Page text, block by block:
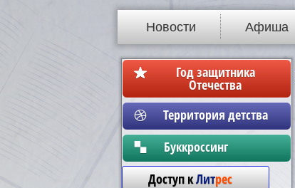
Новости Афиша
Год защитника
Отечества
Территория детства
Бyккpoccинг
Доступ кЛитрес